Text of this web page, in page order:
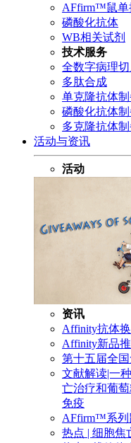
AFfirm™鼠单
磷酸化抗体
WB相关试剂
技术服务
全数字病理
多肽合成
单克隆抗体制
磷酸化抗体制
多克隆抗体
活动与资讯
活动
资讯
Affinity抗体
Affinity新品
第十五届全
文献解读|一
亡治疗和葡
免疫
AFfirm™系列
热点 | 细胞焦